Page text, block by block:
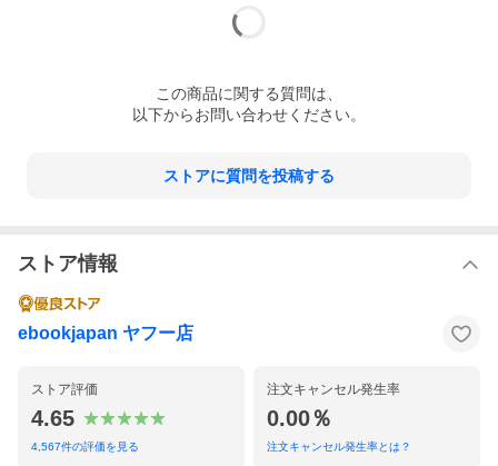
この商品に関する質問は、
以下からお問い合わせください。
ストアに質問を投稿する
ストア情報
ebookjapan ヤフー店
ストア評価
4.65
4,567件の評価を見る
注文キャンセル発生率
0.00％
注文キャンセル発生率とは？